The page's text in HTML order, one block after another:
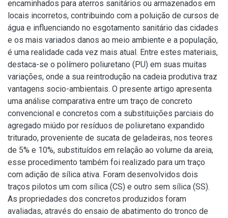
encaminhados para aterros sanitários ou armazenados em
locais incorretos, contribuindo com a poluição de cursos de
água e influenciando no esgotamento sanitário das cidades
e os mais variados danos ao meio ambiente e a população,
é uma realidade cada vez mais atual. Entre estes materiais,
destaca-se o polímero poliuretano (PU) em suas muitas
variações, onde a sua reintrodução na cadeia produtiva traz
vantagens socio-ambientais. O presente artigo apresenta
uma análise comparativa entre um traço de concreto
convencional e concretos com a substituições parciais do
agregado miúdo por resíduos de poliuretano expandido
triturado, proveniente de sucata de geladeiras, nos teores
de 5% e 10%, substituídos em relação ao volume da areia,
esse procedimento também foi realizado para um traço
com adição de sílica ativa. Foram desenvolvidos dois
traços pilotos um com sílica (CS) e outro sem sílica (SS).
As propriedades dos concretos produzidos foram
avaliadas, através do ensaio de abatimento do tronco de